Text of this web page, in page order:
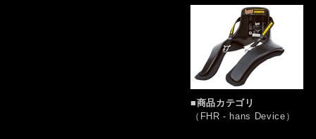
■商品カテゴリ
（FHR - hans Device）